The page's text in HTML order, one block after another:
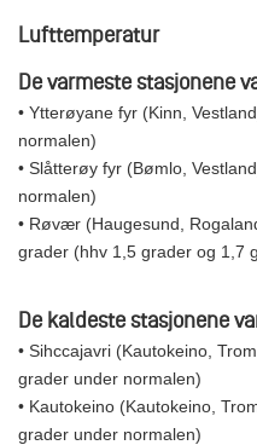
Lufttemperatur
De varmeste stasjonene
• Ytterøyane fyr (Kinn,
normalen)
• Slåtterøy fyr (Bømlo,
normalen)
• Røvær (Haugesund,
grader (hhv 1,5 grader og 1,7
De kaldeste stasjonene
• Sihccajavri (Kautokeino,
grader under normalen)
• Kautokeino (Kautokeino,
grader under normalen)